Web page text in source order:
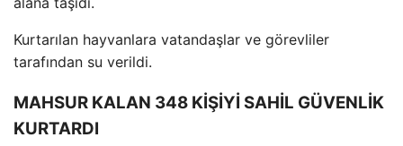
Kurtarılan hayvanlara vatandaşlar ve görevliler
tarafından su verildi.
MAHSUR KALAN 348 KİŞİYİ SAHİL GÜVENLİK
KURTARDI